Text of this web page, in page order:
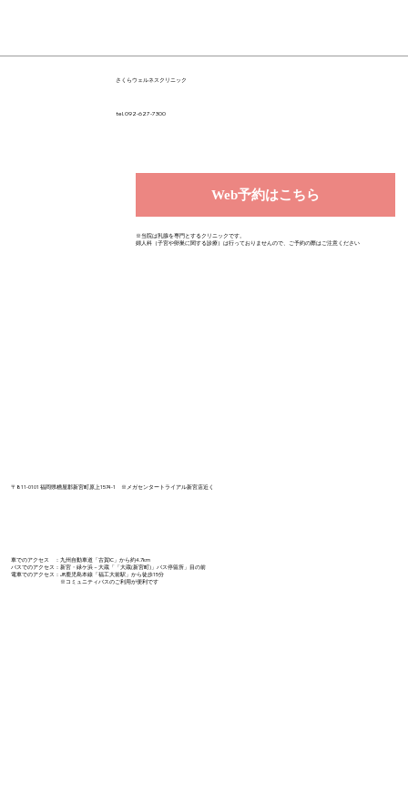
さくらウェルネスクリニック
〒811-0101 福岡県糟屋郡新宮町原上1574-1 ​※メガセンタートライアル新宮店近く
車でのアクセス ：九州自動車道「古賀IC」から約4.7km
バスでのアクセス：新宮・緑ケ浜－大蔵「「大蔵(新宮町)」バス停留所」目の前​
電車でのアクセス：JR鹿児島本線「福工大前駅」から徒歩15分
※コミュニティバスのご利用が便利です
tel.092-627-7300
Web予約はこちら
※当院は乳腺を専門とするクリニックです。
婦人科（子宮や卵巣に関する診療）は行っておりませんので、ご予約の際はご注意ください